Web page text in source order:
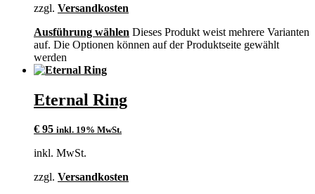
zzgl. Versandkosten
Ausführung wählen Dieses Produkt weist mehrere Varianten
auf. Die Optionen können auf der Produktseite gewählt
werden
Eternal Ring
€ 95 inkl. 19% MwSt.
inkl. MwSt.
zzgl. Versandkosten